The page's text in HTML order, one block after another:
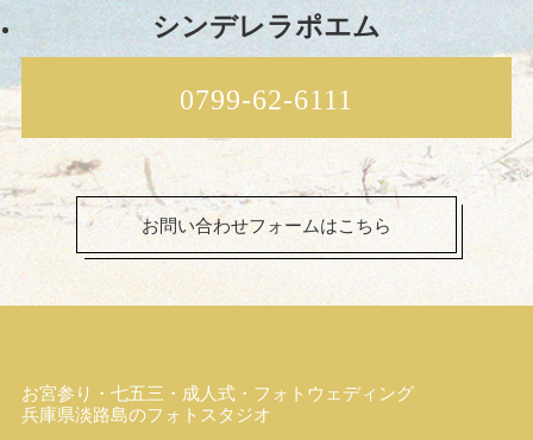
シンデレラポエム
0799-62-6111
お問い合わせフォームはこちら
お宮参り・七五三・成人式・フォトウェディング
兵庫県淡路島のフォトスタジオ